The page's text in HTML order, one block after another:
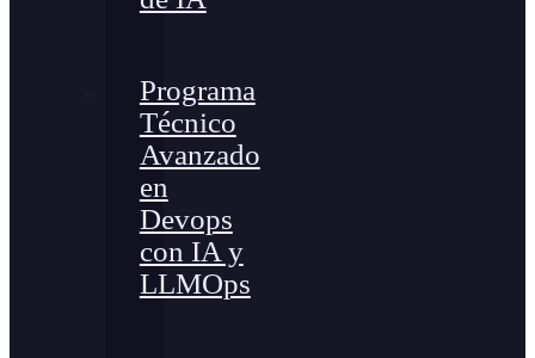
Programa
Técnico
Avanzado
en
Devops
con IA y
LLMOps